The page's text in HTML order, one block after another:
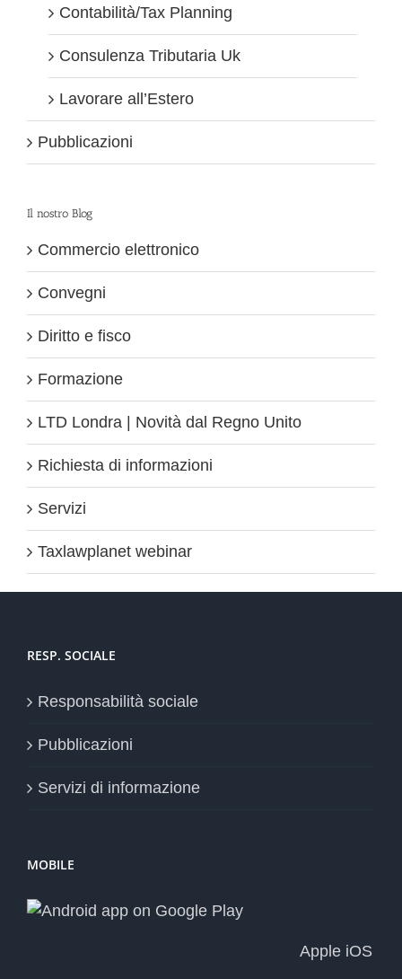
Contabilità/Tax Planning
Consulenza Tributaria Uk
Lavorare all’Estero
Pubblicazioni
Il nostro Blog
Commercio elettronico
Convegni
Diritto e fisco
Formazione
LTD Londra | Novità dal Regno Unito
Richiesta di informazioni
Servizi
Taxlawplanet webinar
RESP. SOCIALE
Responsabilità sociale
Pubblicazioni
Servizi di informazione
MOBILE
Apple iOS